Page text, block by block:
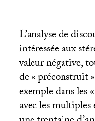
L’analyse de
intéressée aux
valeur négative,
de «préconstruit
exemple dans les «
avec les multiples